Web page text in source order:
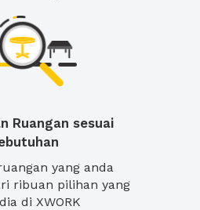
Ruangan sesuai
yang anda
ribuan pilihan yang
di XWORK